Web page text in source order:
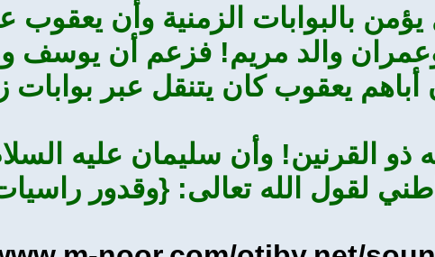
بالبوابات الزمنية وأن يعقوب
والد مريم! فزعم أن يوسف
يعقوب كان يتنقل عبر بوابات
القرنين! وأن سليمان عليه
لقول الله تعالى: {وقدور